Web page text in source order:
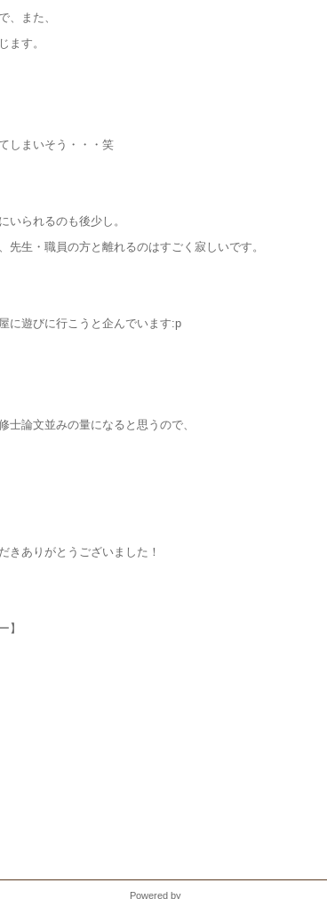
、また、
ます。
しまいそう・・・笑
いられるのも後少し。
先生・職員の方と離れるのはすごく寂しいです。
に遊びに行こうと企んでいます:p
士論文並みの量になると思うので、
きありがとうございました！
】
Powered by